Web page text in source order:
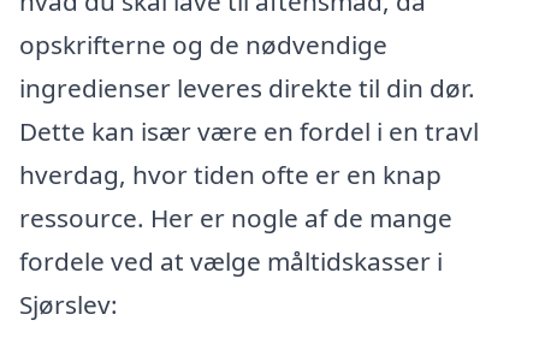
opskrifterne og de nødvendige
ingredienser leveres direkte til din dør.
Dette kan især være en fordel i en travl
hverdag, hvor tiden ofte er en knap
ressource. Her er nogle af de mange
fordele ved at vælge måltidskasser i
Sjørslev: